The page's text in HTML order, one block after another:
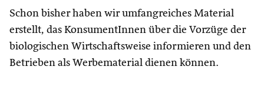
Schon bisher haben wir umfangreiches Material
erstellt, das KonsumentInnen über die Vorzüge der
biologischen Wirtschaftsweise informieren und den
Betrieben als Werbematerial dienen können.